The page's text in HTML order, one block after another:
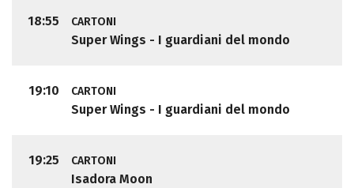
18:55 CARTONI
Super Wings - I guardiani del mondo
19:10 CARTONI
Super Wings - I guardiani del mondo
19:25 CARTONI
Isadora Moon